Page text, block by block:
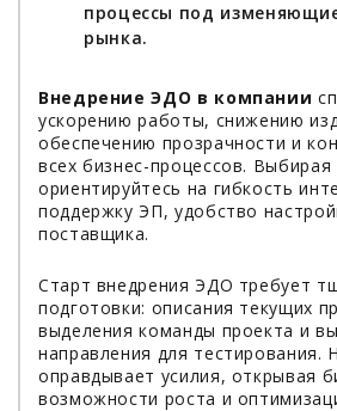
процессы под
рынка.
Внедрение ЭДО в компании
ускорению работы, снижению
обеспечению прозрачности и
всех бизнес-процессов. Выбирая
ориентируйтесь на гибкость
поддержку ЭП, удобство
поставщика.
Старт внедрения ЭДО требует
подготовки: описания текущих
выделения команды проекта и
направления для тестирования.
оправдывает усилия, открывая
возможности роста и